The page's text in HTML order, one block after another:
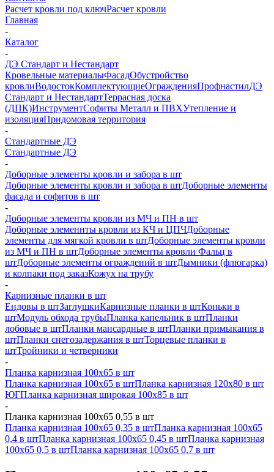
Расчет кровли под ключРасчет кровли
Главная
-
Каталог
-
ДЭ Стандарт и Нестандарт
Кровельные материалыФасадОбустройство
кровлиВодостокКомплектующиеОгражденияПрофнастилДЭ
Стандарт и НестандартТеррасная доска
(ДПК)ИнструментСофиты Металл и ПВХУтепление и
изоляцияПридомовая территория
-
Стандартные ДЭ
Стандартные ДЭ
-
Доборные элементы кровли и забора в шт
Доборные элементы кровли и забора в штДоборные элементы
фасада и софитов в шт
-
Доборные элементы кровли из МЧ и ПН в шт
Доборные элеменнты кровли из КЧ и ЦПЧДоборные
элементы для мягкой кровли в штДоборные элементы кровли
из МЧ и ПН в штДоборные элементы кровли Фальц в
штДоборные элементы ограждений в штДымники (флюгарка)
и колпаки под заказКожух на трубу
-
Карнизные планки в шт
Ендовы в штЗаглушкиКарнизные планки в штКоньки в
штМодуль обхода трубыПланка капельник в штПланки
лобовые в штПланки мансардные в штПланки примыкания в
штПланки снегозадержания в штТорцевые планки в
штТройники и четверники
-
Планка карнизная 100х65 в шт
Планка карнизная 100х65 в штПланка карнизная 120х80 в шт
ЮГПланка карнизная широкая 100х85 в шт
-
Планка карнизная 100х65 0,55 в шт
Планка карнизная 100х65 0,35 в штПланка карнизная 100х65
0,4 в штПланка карнизная 100х65 0,45 в штПланка карнизная
100х65 0,5 в штПланка карнизная 100х65 0,7 в шт